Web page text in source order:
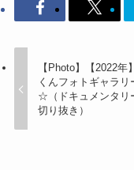
【Photo】【2022年
くんフォトギャラリ
☆（ドキュメンタリ
切り抜き）